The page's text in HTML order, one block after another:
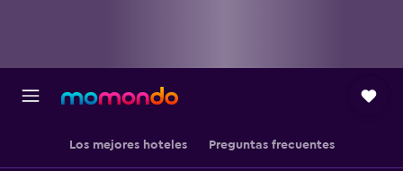
Los mejores hoteles Preguntas frecuentes